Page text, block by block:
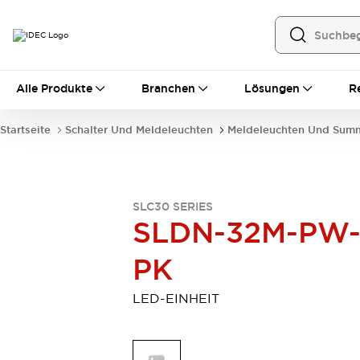
Alle Produkte Branchen Lösungen
Industrie-Ethernet-Geräte
Automatische Identifizierung
Entdecken Sie alles
Leitungsschutzgeräte
Stromversorgungen
Startseite Schalter Und Meldeleuchten Meldeleuchten Und
SLC30 SERIES
SLDN-32M-PW-
PK
LED-EINHEIT